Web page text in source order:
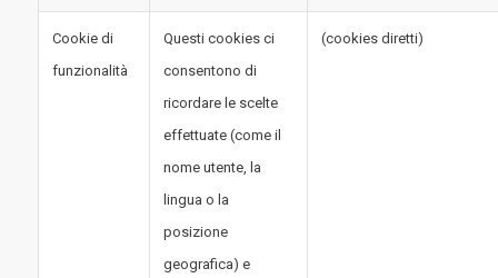
Cookie di
funzionalità
Questi cookies ci
consentono di
ricordare le scelte
effettuate (come il
nome utente, la
lingua o la
posizione
geografica) e
(cookies diretti)